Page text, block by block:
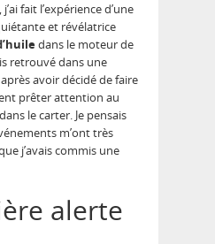
fait l’expérience d’une
et révélatrice
dans le moteur de
retrouvé dans une
avoir décidé de faire
prêter attention au
le carter. Je pensais
m’ont très
j’avais commis une
alerte